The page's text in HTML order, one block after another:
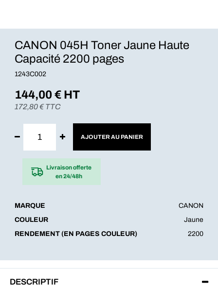
CANON 045H Toner Jaune Haute
Capacité 2200 pages
1243C002
144,00€ HT
172,80€ TTC
AJOUTER AU PANIER
Livraison offerte
en 24/48h
MARQUE
CANON
COULEUR
Jaune
RENDEMENT (EN PAGES COULEUR)
2200
DESCRIPTIF